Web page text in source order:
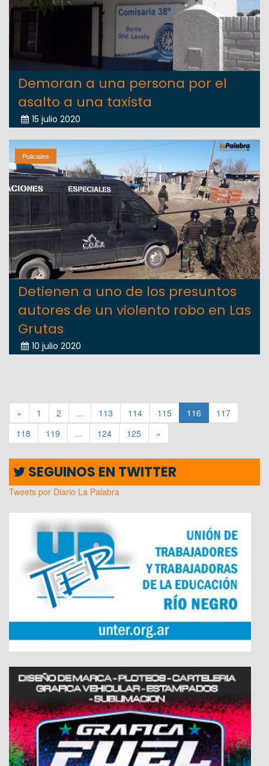
Demoran a una persona por el
asalto a una taxista
15 julio 2020
Policiales
Detienen a uno de los presuntos
autores de un violento robo en Las
Grutas
10 julio 2020
« 1 2 ... 113 114 115 116
117
118
119 ... 124 125 »
SEGUINOS EN TWITTER
Tweets por Diario La Palabra